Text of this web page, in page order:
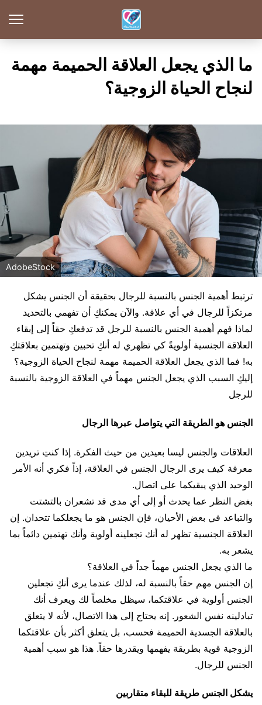
ما الذي يجعل العلاقة الحميمة مهمة
لنجاح الحياة الزوجية؟
AdobeStock
ترتبط أهمية الجنس بالنسبة للرجال بحقيقة أن الجنس يشكل
مرتكزاً للرجال في أي علاقة. والآن يمكنكِ أن تفهمي بالتحديد
لماذا فهم أهمية الجنس بالنسبة للرجل قد تدفعكِ حقاً إلى إبقاء
العلاقة الجنسية أولويةً كي تظهري له أنكِ تحبين وتهتمين بعلاقتكِ
به! فما الذي يجعل العلاقة الحميمة مهمة لنجاح الحياة الزوجية؟
إليكِ السبب الذي يجعل الجنس مهماً في العلاقة الزوجية بالنسبة
للرجل
الجنس هو الطريقة التي يتواصل عبرها الرجال
العلاقات والجنس ليسا بعيدين من حيث الفكرة. إذا كنتِ تريدين
معرفة كيف يرى الرجال الجنس في العلاقة، إذاً فكري أنه الأمر
الوحيد الذي يبقيكما على اتصال.
بغض النظر عما يحدث أو إلى أي مدى قد تشعران بالتشتت
والتباعد في بعض الأحيان، فإن الجنس هو ما يجعلكما تتحدان. إن
العلاقة الجنسية تظهر له أنك تجعلينه أولوية وأنك تهتمين دائماً بما
يشعر به.
ما الذي يجعل الجنس مهماً جداً في العلاقة؟
إن الجنس مهم حقاً بالنسبة له، لذلك عندما يرى أنكِ تجعلين
الجنس أولوية في علاقتكما، سيظل مخلصاً لك ويعرف أنك
تبادلينه نفس الشعور. إنه يحتاج إلى هذا الاتصال، لأنه لا يتعلق
بالعلاقة الجسدية الحميمة فحسب، بل يتعلق أكثر بأن علاقتكما
الزوجية قوية بطريقة يفهمها ويقدرها حقاً. هذا هو سبب أهمية
الجنس للرجال.
يشكل الجنس طريقة للبقاء متقاربين